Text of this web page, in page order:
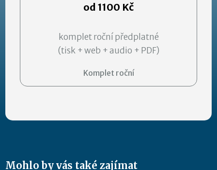
od 1100 Kč
komplet roční předplatné
(tisk + web + audio + PDF)
Komplet roční
Mohlo by vás také zajímat